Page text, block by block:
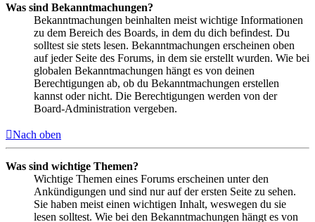
Was sind Bekanntmachungen?
Bekanntmachungen beinhalten meist wichtige Informationen
zu dem Bereich des Boards, in dem du dich befindest. Du
solltest sie stets lesen. Bekanntmachungen erscheinen oben
auf jeder Seite des Forums, in dem sie erstellt wurden. Wie bei
globalen Bekanntmachungen hängt es von deinen
Berechtigungen ab, ob du Bekanntmachungen erstellen
kannst oder nicht. Die Berechtigungen werden von der
Board-Administration vergeben.
Nach oben
Was sind wichtige Themen?
Wichtige Themen eines Forums erscheinen unter den
Ankündigungen und sind nur auf der ersten Seite zu sehen.
Sie haben meist einen wichtigen Inhalt, weswegen du sie
lesen solltest. Wie bei den Bekanntmachungen hängt es von